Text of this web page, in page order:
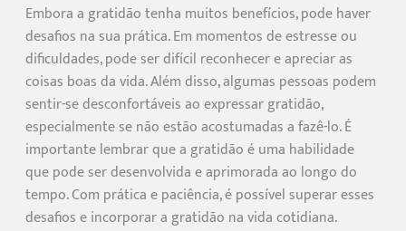
Embora a gratidão tenha muitos benefícios, pode haver
desafios na sua prática. Em momentos de estresse ou
dificuldades, pode ser difícil reconhecer e apreciar as
coisas boas da vida. Além disso, algumas pessoas podem
sentir-se desconfortáveis ao expressar gratidão,
especialmente se não estão acostumadas a fazê-lo. É
importante lembrar que a gratidão é uma habilidade
que pode ser desenvolvida e aprimorada ao longo do
tempo. Com prática e paciência, é possível superar esses
desafios e incorporar a gratidão na vida cotidiana.